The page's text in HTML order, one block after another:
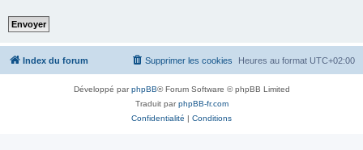
Index du forum Heures au format UTC+02:00
Supprimer les cookies
Développé parphpBB® Forum Software © phpBB Limited
Traduit parphpBB-fr.com
Confidentialité | Conditions